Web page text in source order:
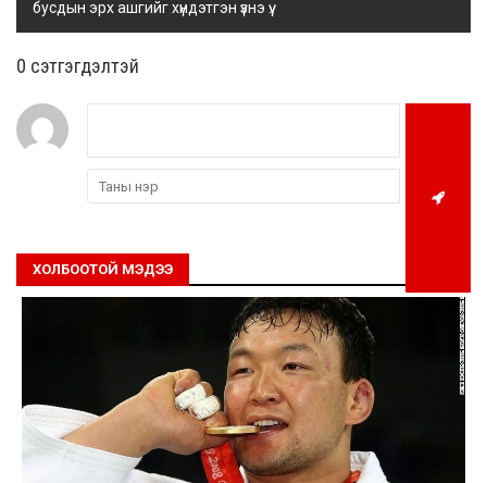
бусдын эрх ашгийг хүндэтгэн үзнэ үү.
0 cэтгэгдэлтэй
ХОЛБООТОЙ МЭДЭЭ